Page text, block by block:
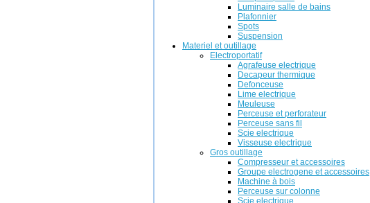
Luminaire salle de bains
Plafonnier
Spots
Suspension
Materiel et outillage
Electroportatif
Agrafeuse electrique
Decapeur thermique
Defonceuse
Lime electrique
Meuleuse
Perceuse et perforateur
Perceuse sans fil
Scie electrique
Visseuse electrique
Gros outillage
Compresseur et accessoires
Groupe electrogene et accessoires
Machine à bois
Perceuse sur colonne
Scie electrique